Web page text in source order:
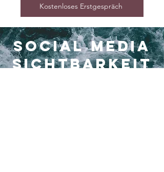
Kostenloses Erstgespräch
Social media
Sichtbarkeit